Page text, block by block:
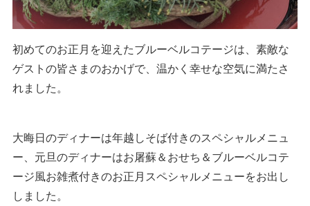
初めてのお正月を迎えたブルーベルコテージは、素敵な
ゲストの皆さまのおかげで、温かく幸せな空気に満たさ
れました。
大晦日のディナーは年越しそば付きのスペシャルメニュ
ー、元旦のディナーはお屠蘇＆おせち＆ブルーベルコテ
ージ風お雑煮付きのお正月スペシャルメニューをお出し
しました。